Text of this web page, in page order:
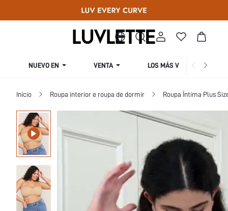
NUEVO EN VENTA LOS MÁS VENDIDOS
Início Roupa interior e roupa de dormir Roupa Íntima Plus